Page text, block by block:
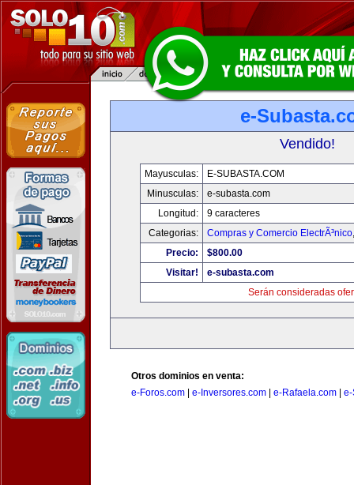
e-
Vendido!
Mayusculas:
E-SUBASTA.COM
Minusculas:
e-subasta.com
Longitud:
9 caracteres
Categorias:
Compras y Comercio ElectrÃ³nico
Precio:
$800.00
Visitar!
e-subasta.com
Serán consideradas
Otros dominios en venta:
e-Foros.com
e-Inversores.com e-Rafaela.com e-